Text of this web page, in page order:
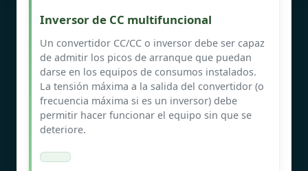
Inversor de CC multifuncional
Un convertidor CC/CC o inversor debe ser capaz
de admitir los picos de arranque que puedan
darse en los equipos de consumos instalados.
La tensión máxima a la salida del convertidor (o
frecuencia máxima si es un inversor) debe
permitir hacer funcionar el equipo sin que se
deteriore.